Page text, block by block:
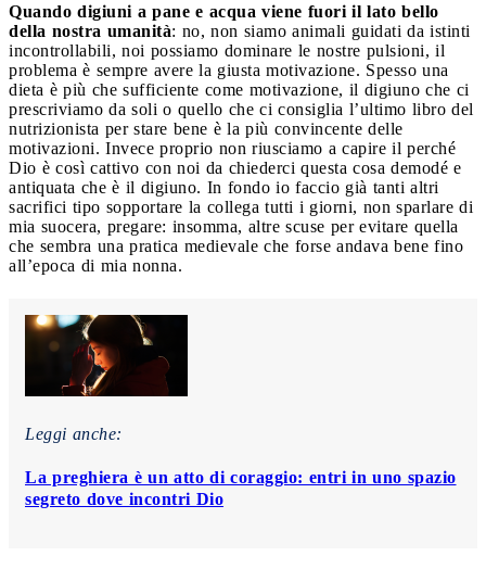
Quando digiuni a pane e acqua viene fuori il lato bello
della nostra umanità: no, non siamo animali guidati da istinti
incontrollabili, noi possiamo dominare le nostre pulsioni, il
problema è sempre avere la giusta motivazione. Spesso una
dieta è più che sufficiente come motivazione, il digiuno che ci
prescriviamo da soli o quello che ci consiglia l’ultimo libro del
nutrizionista per stare bene è la più convincente delle
motivazioni. Invece proprio non riusciamo a capire il perché
Dio è così cattivo con noi da chiederci questa cosa demodé e
antiquata che è il digiuno. In fondo io faccio già tanti altri
sacrifici tipo sopportare la collega tutti i giorni, non sparlare di
mia suocera, pregare: insomma, altre scuse per evitare quella
che sembra una pratica medievale che forse andava bene fino
all’epoca di mia nonna.
Leggi anche:
La preghiera è un atto di coraggio: entri in uno spazio
segreto dove incontri Dio